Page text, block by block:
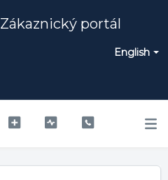
Zákaznický portál
English